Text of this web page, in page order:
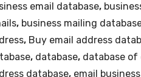
email database,
, business mailing
, Buy email address
, database, database of
database, email